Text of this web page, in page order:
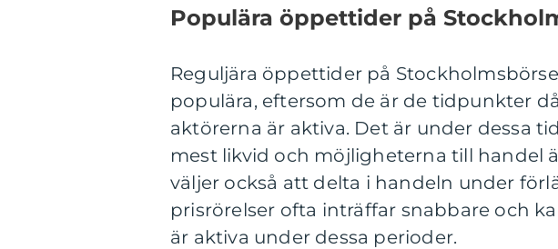
Populära öppettider på
Reguljära öppettider på
populära, eftersom de är de tidpunkter
aktörerna är aktiva. Det är under dessa
mest likvid och möjligheterna till handel
väljer också att delta i handeln under
prisrörelser ofta inträffar snabbare och
är aktiva under dessa perioder.